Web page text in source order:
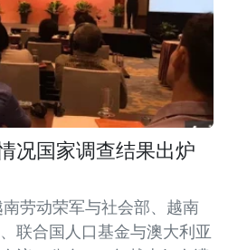
况国家调查结果出炉
劳动荣军与社会部、越南
联合国人口基金与澳大利亚